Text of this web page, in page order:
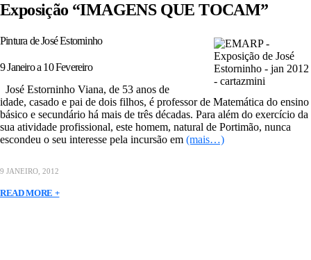
Exposição “IMAGENS QUE TOCAM”
Pintura de José Estorninho
9 Janeiro a 10 Fevereiro
José Estorninho Viana, de 53 anos de
idade, casado e pai de dois filhos, é professor de Matemática do ensino
básico e secundário há mais de três décadas. Para além do exercício da
sua atividade profissional, este homem, natural de Portimão, nunca
escondeu o seu interesse pela incursão em (mais…)
9 JANEIRO, 2012
READ MORE +